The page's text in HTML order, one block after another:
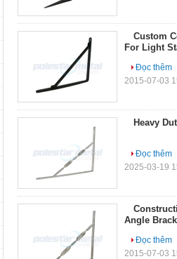
Custom
For Light
Đọc thêm
2015-07-03
Heavy
Đọc thêm
2025-03-19
Angle
Đọc thêm
2015-07-03